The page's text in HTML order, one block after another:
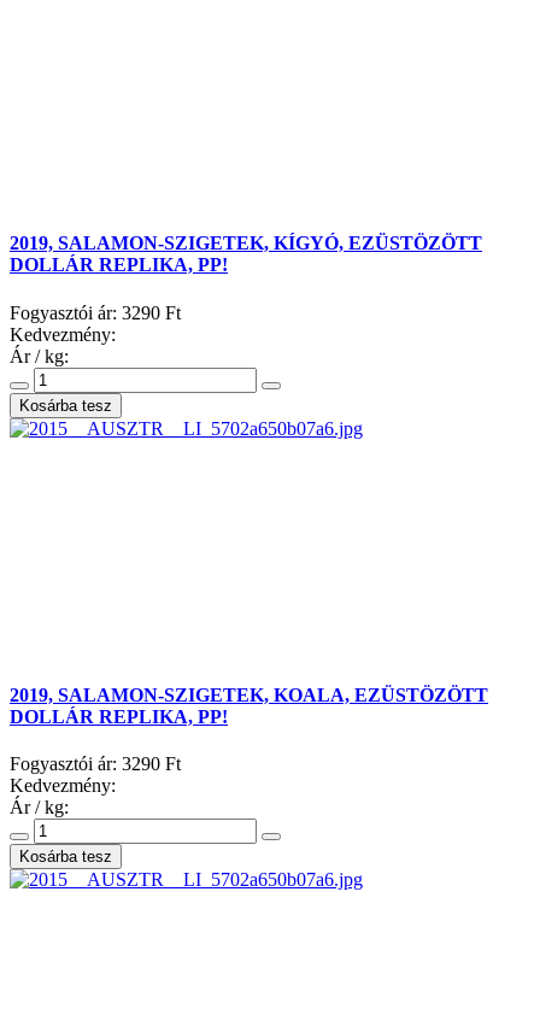
2019, SALAMON-SZIGETEK, KÍGYÓ, EZÜSTÖZÖTT
DOLLÁR REPLIKA, PP!
Fogyasztói ár: 3290 Ft
Kedvezmény:
Ár / kg:
2019, SALAMON-SZIGETEK, KOALA, EZÜSTÖZÖTT
DOLLÁR REPLIKA, PP!
Fogyasztói ár: 3290 Ft
Kedvezmény:
Ár / kg: